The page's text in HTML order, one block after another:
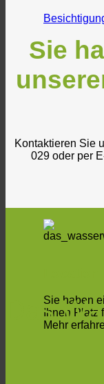
Sie haben
Ihnen Platz
Mehr
Sie
Kontaktieren Sie
029 oder per
Das